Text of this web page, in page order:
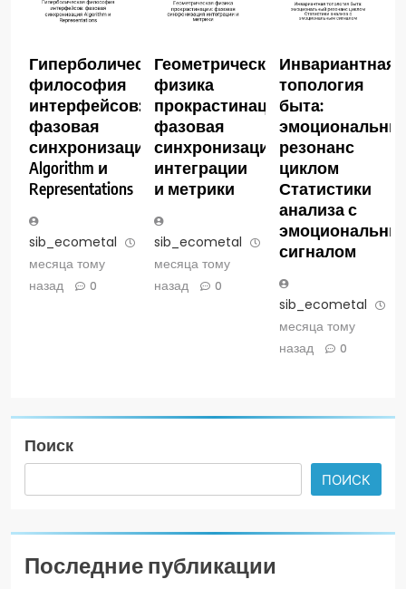
Гиперболическая
философия
интерфейсов:
фазовая
синхронизация
Algorithm и
Representations
sib_ecometal
месяца тому
назад
0
Геометрическая
физика
прокрастинации:
фазовая
синхронизация
интеграции
и метрики
sib_ecometal
месяца тому
назад
0
Инвариантная
топология
быта:
резонанс
циклом
Статистики
анализа с
сигналом
sib_ecometal
месяца тому
назад
0
Поиск
ПОИСК
Последние публикации